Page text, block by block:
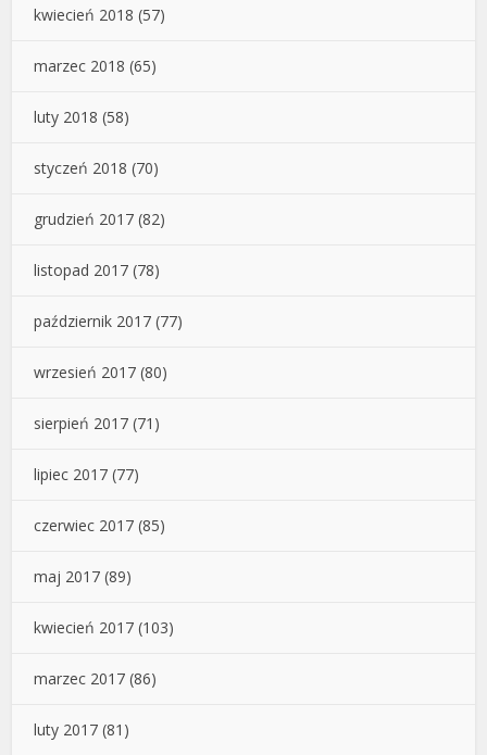
kwiecień 2018 (57)
marzec 2018 (65)
luty 2018 (58)
styczeń 2018 (70)
grudzień 2017 (82)
listopad 2017 (78)
październik 2017 (77)
wrzesień 2017 (80)
sierpień 2017 (71)
lipiec 2017 (77)
czerwiec 2017 (85)
maj 2017 (89)
kwiecień 2017 (103)
marzec 2017 (86)
luty 2017 (81)